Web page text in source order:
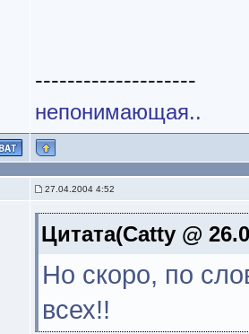
--------------------
непонимающая..
27.04.2004 4:52
Цитата(Catty @
Но скоро, по
всех!!